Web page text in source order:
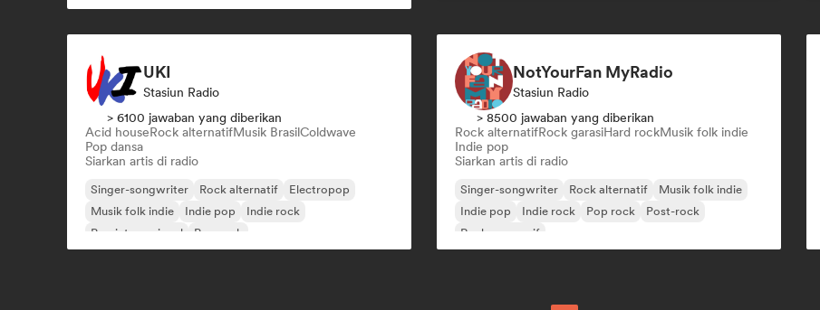
UKI
Stasiun Radio
> 6100 jawaban yang diberikan
Acid houseRock alternatifMusik BrasilColdwave
Pop dansa
Siarkan artis di radio
Singer-songwriter Rock alternatif
Electropop
Musik folk indie
Indie pop
Indie rock
Pop internasional
Pop rock
NotYourFan MyRadio
Stasiun Radio
> 8500 jawaban yang diberikan
Rock alternatifRock garasiHard rockMusik folk indie
Indie pop
Siarkan artis di radio
Singer-songwriter Rock alternatif
Musik folk indie
Indie pop
Indie rock Pop rock
Post-rock
Rock progresif